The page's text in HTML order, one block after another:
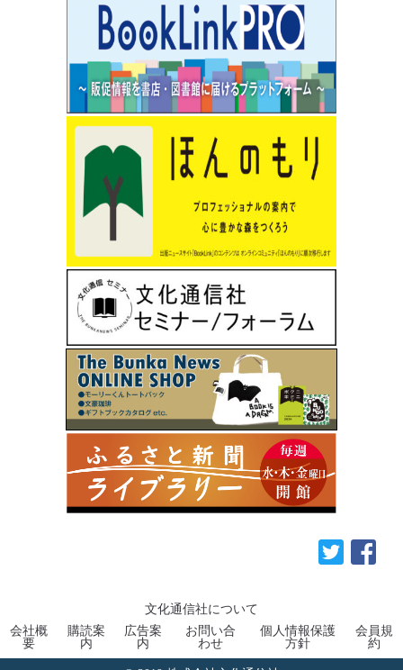
文化通信社について
会社概
要
購読案
内
広告案
内
お問い合
わせ
個人情報保護
方針
会員規
約